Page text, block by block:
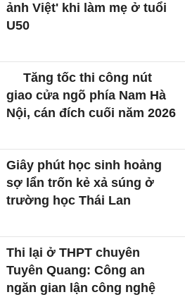
ảnh Việt' khi làm mẹ ở tuổi
U50
Tăng tốc thi công nút
giao cửa ngõ phía Nam Hà
Nội, cán đích cuối năm 2026
Giây phút học sinh hoảng
sợ lẩn trốn kẻ xả súng ở
trường học Thái Lan
Thi lại ở THPT chuyên
Tuyên Quang: Công an
ngăn gian lận công nghệ